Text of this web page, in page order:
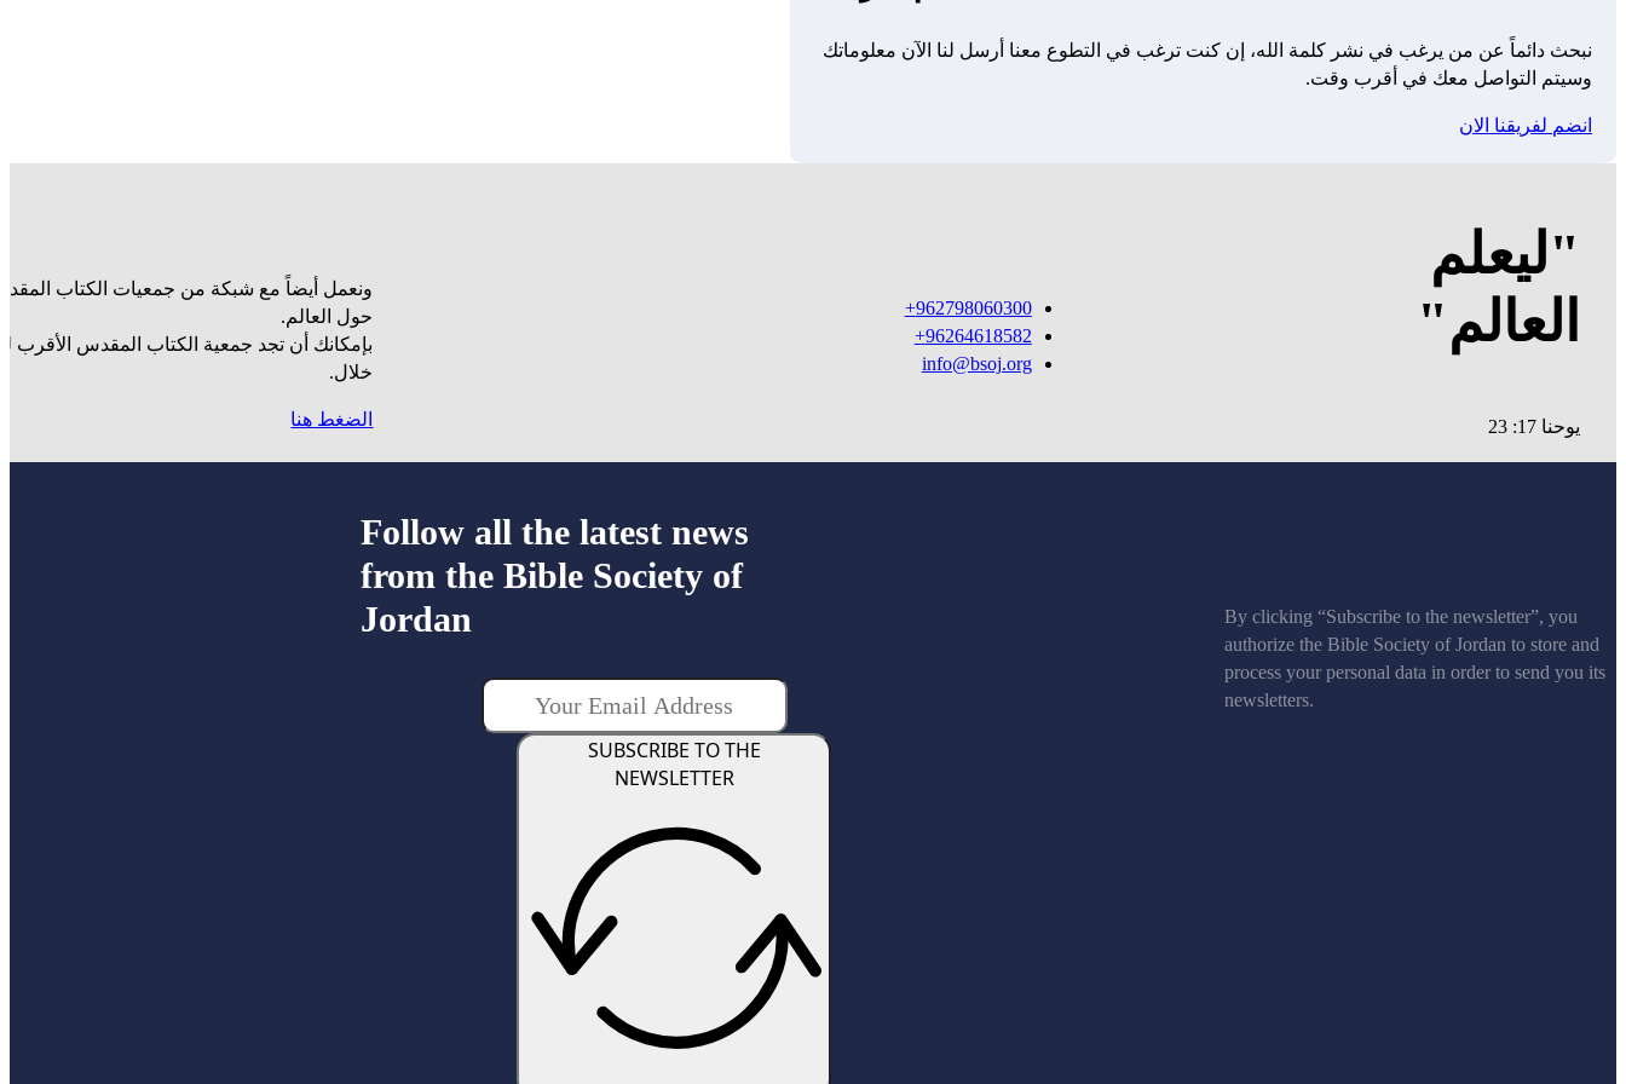
نبحث دائماً عن من يرغب في نشر كلمة الله، إن كنت ترغب في التطوع معنا أرسل لنا الآن معلوماتك
وسيتم التواصل معك في أقرب وقت.
انضم لفريقنا الان
"ليعلم
العالم"
يوحنا 17: 23
962798060300+
96264618582+
info@bsoj.org
ونعمل أيضاً مع شبكة من جمعيات الكتاب
حول العالم.
بإمكانك أن تجد جمعية الكتاب المقدس الأقرب
خلال.
الضغط هنا
By clicking “Subscribe to the newsletter”, you
authorize the Bible Society of Jordan to store and
process your personal data in order to send you its
newsletters.
Follow all the latest news
from the Bible Society of
Jordan
SUBSCRIBE TO THE
NEWSLETTER